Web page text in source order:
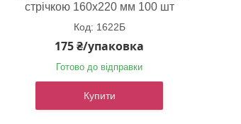
стрічкою 160х220 мм 100 шт
1622Б
175 ₴/упаковка
Готово до відправки
Купити